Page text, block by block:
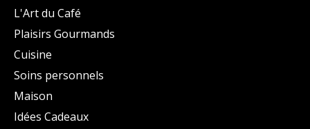
L'Art du Café
Plaisirs Gourmands
Cuisine
Soins personnels
Maison
Idées Cadeaux